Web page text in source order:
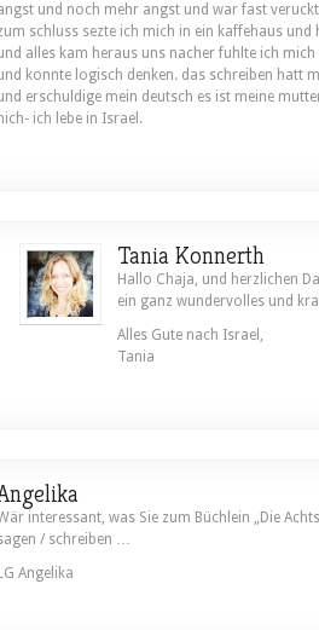
und noch mehr angst und war fast
schluss sezte ich mich in ein kaffehaus und
alles kam heraus uns nacher fuhlte ich
konnte logisch denken. das schreiben hatt
erschuldige mein deutsch es ist meine
ich lebe in Israel.
Tania Konnerth
Hallo Chaja, und herzlichen
ein ganz wundervolles und
Alles Gute nach Israel,
Tania
interessant, was Sie zum Büchlein „Die
/ schreiben …
LG Angelika